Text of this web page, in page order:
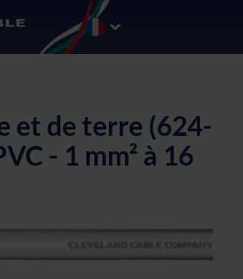
et de terre (624-
- 1 mm² à 16